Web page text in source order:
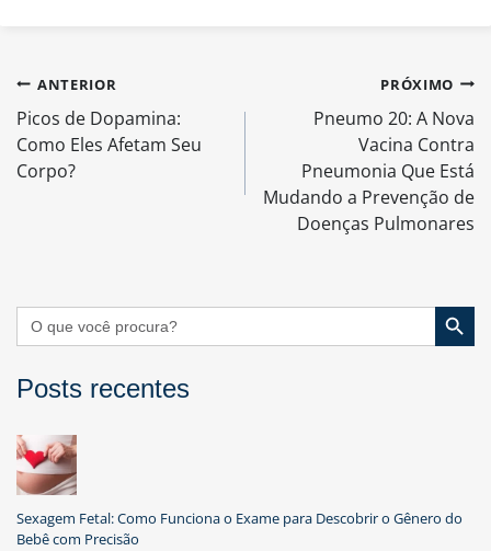
Navegação
de
Post
ANTERIOR
Picos de Dopamina:
Como Eles Afetam Seu
Corpo?
PRÓXIMO
Pneumo 20: A Nova
Vacina Contra
Pneumonia Que Está
Mudando a Prevenção de
Doenças Pulmonares
Search
for:
Search Button
Posts recentes
Sexagem Fetal: Como Funciona o Exame para Descobrir o Gênero do
Bebê com Precisão